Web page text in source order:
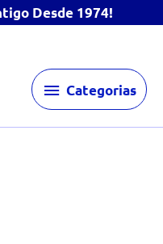
Desde 1974!
Categorias
Categorias